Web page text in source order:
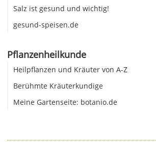
Salz ist gesund und wichtig!
gesund-speisen.de
Pflanzenheilkunde
Heilpflanzen und Kräuter von A-Z
Berühmte Kräuterkundige
Meine Gartenseite: botanio.de